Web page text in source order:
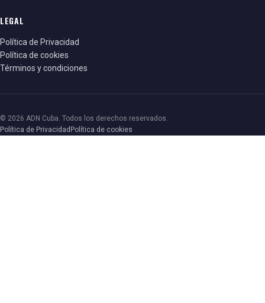
LEGAL
Política de Privacidad
Política de cookies
Términos y condiciones
© 2026 ADN Cuba. Todos los derechos reservados.
Política de Privacidad Política de cookies